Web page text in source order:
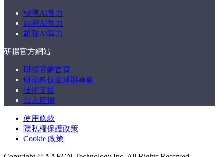
標準AI算力
高階AI算力
超強AI算力
研揚官方網站
研揚官網首頁
研揚科技全球辦事處
技術支援
加入研揚
使用條款
隱私權保護政策
Cookie 政策